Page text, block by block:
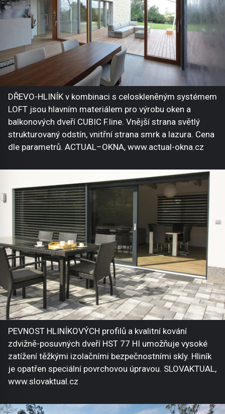
DŘEVO-HLINÍK v kombinaci s celoskleněným systémem
LOFT jsou hlavním materiálem pro výrobu oken a
balkonových dveří CUBIC F.line. Vnější strana světlý
strukturovaný odstín, vnitřní strana smrk a lazura. Cena
dle parametrů. ACTUAL–OKNA, www.actual-okna.cz
PEVNOST HLINÍKOVÝCH profilů a kvalitní kování
zdvižně-posuvných dveří HST 77 HI umožňuje vysoké
zatížení těžkými izolačními bezpečnostními skly. Hliník
je opatřen speciální povrchovou úpravou. SLOVAKTUAL,
www.slovaktual.cz